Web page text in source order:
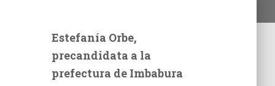
Estefanía Orbe,
precandidata a la
prefectura de Imbabura